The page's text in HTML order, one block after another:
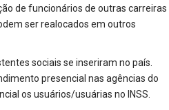
de funcionários de outras carreiras
ser realocados em outros
sociais se inseriram no país.
presencial nas agências do
os usuários/usuárias no INSS.